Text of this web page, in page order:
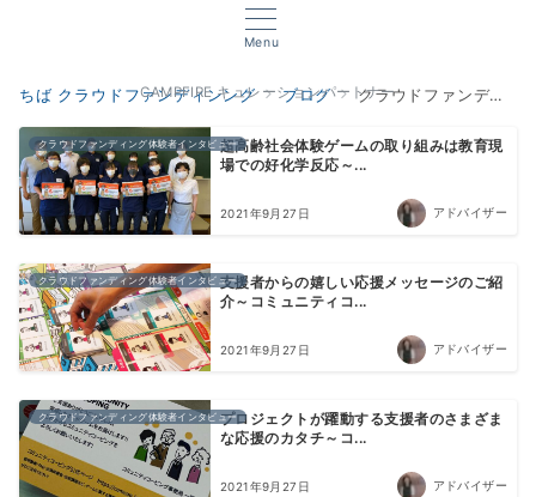
Menu
CAMPFIRE キュレーションパートナー
ちば クラウドファンディンング ブログ クラウドファンディングの基礎
クラウドファンディング体験者インタビュー超高齢社会体験ゲームの取り組みは教育現
場での好化学反応～...
2021年9月27日 アドバイザー
クラウドファンディング体験者インタビュー支援者からの嬉しい応援メッセージのご紹
介～コミュニティコ...
2021年9月27日 アドバイザー
クラウドファンディング体験者インタビュープロジェクトが躍動する支援者のさまざま
な応援のカタチ～コ...
2021年9月27日 アドバイザー